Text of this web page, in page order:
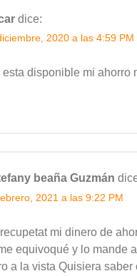
dice:
2020 a las 4:59 PM
disponible mi ahorro
beaña Guzmán
2021 a las 9:22 PM
mi dinero de
equivoqué y lo mande
a la vista Quisiera saber